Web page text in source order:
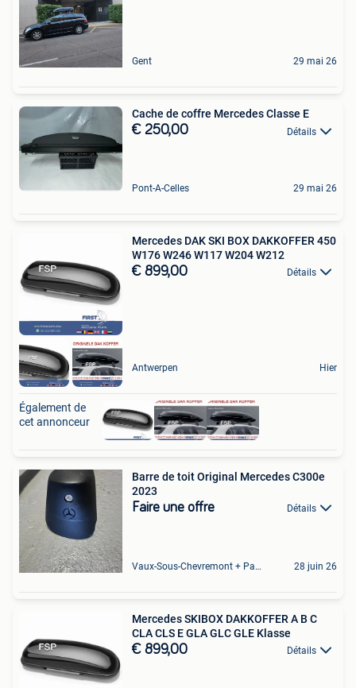
Gent 29 mai 26
Cache de coffre Mercedes Classe E
€ 250,00 Détails
Pont-A-Celles 29 mai 26
Mercedes DAK SKI BOX DAKKOFFER 450
W176 W246 W117 W204 W212
€ 899,00 Détails
Antwerpen Hier
Également de
cet annonceur
Barre de toit Original Mercedes C300e
2023
Faire une offre Détails
Vaux-Sous-Chevremont + Partie De Chenee 28 juin 26
Mercedes SKIBOX DAKKOFFER A B C
CLA CLS E GLA GLC GLE Klasse
€ 899,00 Détails